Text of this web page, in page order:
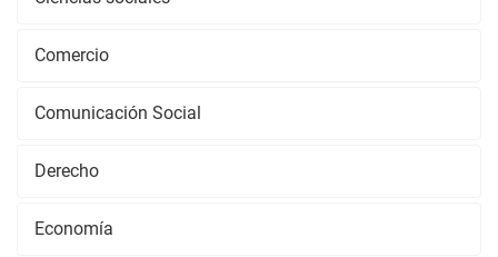
Comercio
Comunicación Social
Derecho
Economía